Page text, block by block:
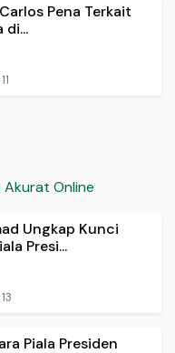
Pena Terkait
di...
11
Akurat Online
Ungkap Kunci
Presi...
13
Piala Presiden